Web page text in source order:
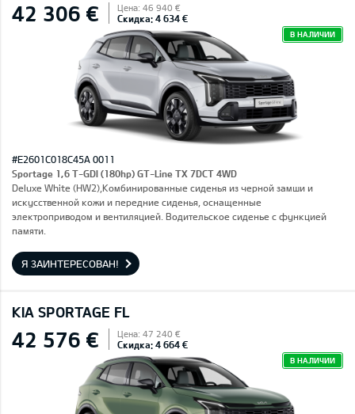
42 306 € Цена: 46 940 €
Скидка: 4 634 €
В НАЛИЧИИ
#E2601C018C45A 0011
Sportage 1,6 T-GDI (180hp) GT-Line TX 7DCT 4WD
Deluxe White (HW2),Комбинированные сиденья из черной замши и
искусственной кожи и передние сиденья, оснащенные
электроприводом и вентиляцией. Водительское сиденье с функцией
памяти.
Я ЗАИНТЕРЕСОВАН!
KIA SPORTAGE FL
42 576 € Цена: 47 240 €
Скидка: 4 664 €
В НАЛИЧИИ